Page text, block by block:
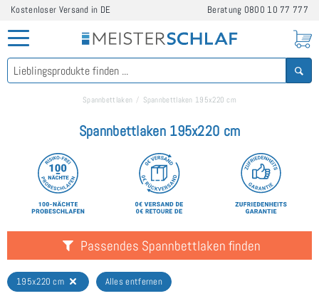
Kostenloser Versand in DE Beratung 0800 10 77 777
Spannbettlaken Spannbettlaken 195x220 cm
Spannbettlaken 195x220 cm
Passendes Spannbettlaken finden
195x220 cm Alles entfernen